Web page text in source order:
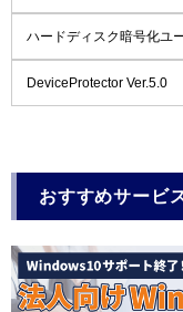
ハードディスク暗号化ユ
DeviceProtector Ver.5.0
おすすめサービ